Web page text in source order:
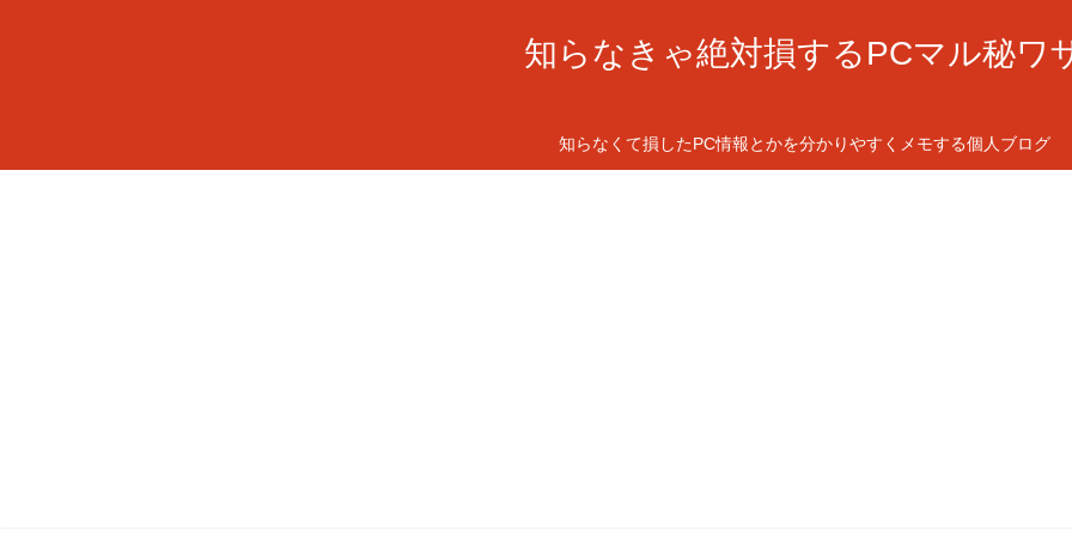
知らなきゃ絶対損するPCマル秘ワ
知らなくて損したPC情報とかを分かりやすくメモする個人ブログ